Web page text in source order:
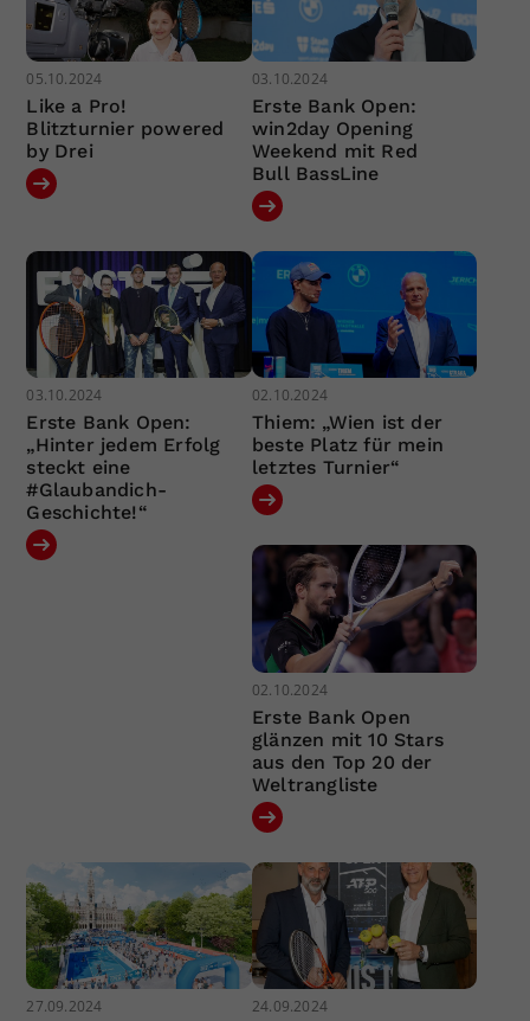
05.10.2024
Like a Pro!
Blitzturnier powered
by Drei
03.10.2024
Erste Bank Open:
win2day Opening
Weekend mit Red
Bull BassLine
03.10.2024
Erste Bank Open:
„Hinter jedem Erfolg
steckt eine
#Glaubandich-
Geschichte!“
02.10.2024
Thiem: „Wien ist der
beste Platz für mein
letztes Turnier“
02.10.2024
Erste Bank Open
glänzen mit 10 Stars
aus den Top 20 der
Weltrangliste
27.09.2024 24.09.2024